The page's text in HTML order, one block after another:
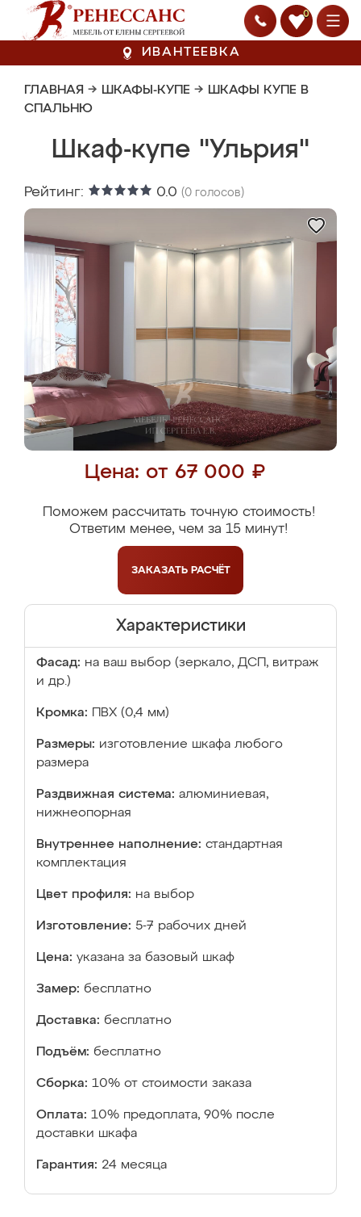
0
ИВАНТЕЕВКА
ГЛАВНАЯ → ШКАФЫ-КУПЕ → ШКАФЫ КУПЕ В
СПАЛЬНЮ
Шкаф-купе "Ульрия"
Рейтинг: 0.0 (0 голосов)
Цена: от 67 000 ₽
Поможем рассчитать точную стоимость!
Ответим менее, чем за 15 минут!
ЗАКАЗАТЬ РАСЧЁТ
Характеристики
Фасад: на ваш выбор (зеркало, ДСП, витраж
и др.)
Кромка: ПВХ (0,4 мм)
Размеры: изготовление шкафа любого
размера
Раздвижная система: алюминиевая,
нижнеопорная
Внутреннее наполнение: стандартная
комплектация
Цвет профиля: на выбор
Изготовление: 5-7 рабочих дней
Цена: указана за базовый шкаф
Замер: бесплатно
Доставка: бесплатно
Подъём: бесплатно
Сборка: 10% от стоимости заказа
Оплата: 10% предоплата, 90% после
доставки шкафа
Гарантия: 24 месяца